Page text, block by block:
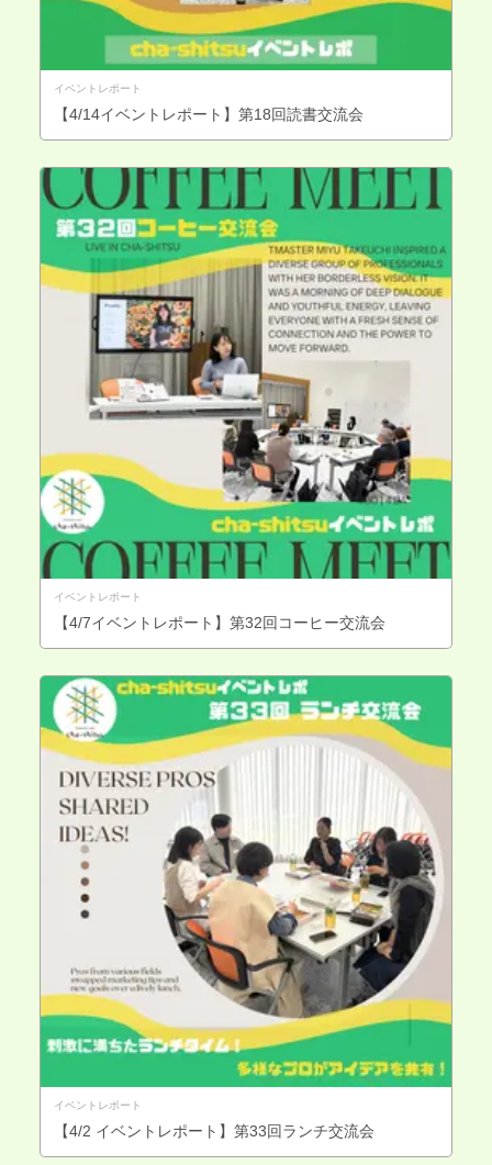
イベントレポート
【4/14イベントレポート】第18回読書交流会
イベントレポート
【4/7イベントレポート】第32回コーヒー交流会
イベントレポート
【4/2 イベントレポート】第33回ランチ交流会